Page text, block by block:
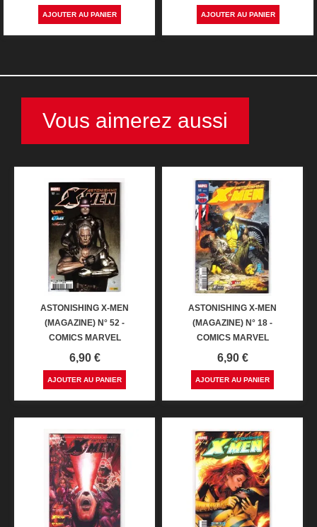
AJOUTER AU PANIER AJOUTER AU PANIER
Vous aimerez aussi
ASTONISHING X-MEN
(MAGAZINE) N° 52 -
COMICS MARVEL
Prix
6,90 €
AJOUTER AU PANIER
ASTONISHING X-MEN
(MAGAZINE) N° 18 -
COMICS MARVEL
Prix
6,90 €
AJOUTER AU PANIER